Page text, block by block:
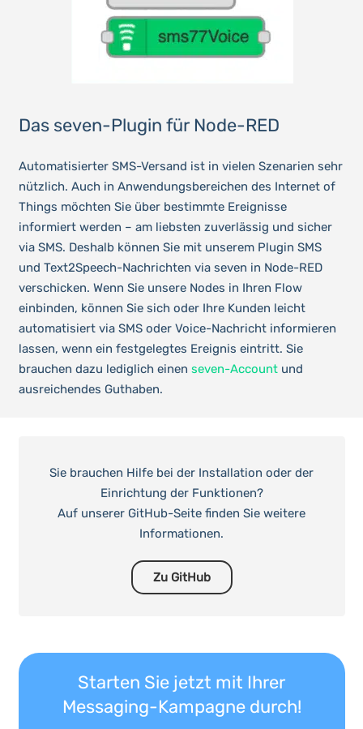
Das seven-Plugin für Node-RED
Automatisierter SMS-Versand ist in vielen Szenarien sehr
nützlich. Auch in Anwendungsbereichen des Internet of
Things möchten Sie über bestimmte Ereignisse
informiert werden – am liebsten zuverlässig und sicher
via SMS. Deshalb können Sie mit unserem Plugin SMS
und Text2Speech-Nachrichten via seven in Node-RED
verschicken. Wenn Sie unsere Nodes in Ihren Flow
einbinden, können Sie sich oder Ihre Kunden leicht
automatisiert via SMS oder Voice-Nachricht informieren
lassen, wenn ein festgelegtes Ereignis eintritt. Sie
brauchen dazu lediglich einen seven-Accountund
ausreichendes Guthaben.
Sie brauchen Hilfe bei der Installation oder der
Einrichtung der Funktionen?
Auf unserer GitHub-Seite finden Sie weitere
Informationen.
Zu GitHub
Starten Sie jetzt mit Ihrer
Messaging-Kampagne durch!